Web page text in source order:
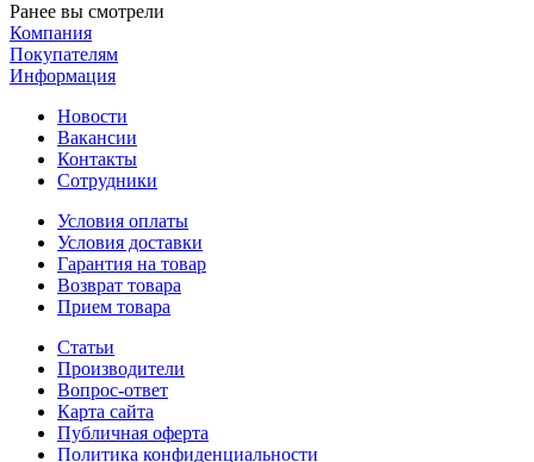
Ранее вы смотрели
Компания
Покупателям
Информация
Новости
Вакансии
Контакты
Сотрудники
Условия оплаты
Условия доставки
Гарантия на товар
Возврат товара
Прием товара
Статьи
Производители
Вопрос-ответ
Карта сайта
Публичная оферта
Политика конфиденциальности